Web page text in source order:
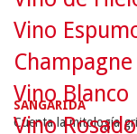
SANGARIDA
Cuenta la mitología
Vino
Champagne
Vino Blanco
Vino Rosado